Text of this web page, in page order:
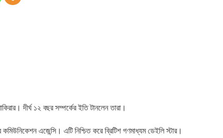
দীর্ঘ ১২ বছর সম্পর্কের ইতি টানলেন তারা।
এজেন্সি। এটি নিশ্চিত করে ব্রিটিশ গণমাধ্যম ডেইলি স্টার।